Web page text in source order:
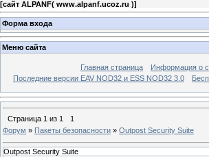
[сайт ALPANF( www.alpanf.ucoz.ru )]
Форма входа
Меню сайта
Главная страница Информация о
Последние версии EAV NOD32 и ESS NOD32 3.0
Страница 1 из 1
1
Форум » Пакеты безопасности » Outpost Security Suite
Outpost Security Suite